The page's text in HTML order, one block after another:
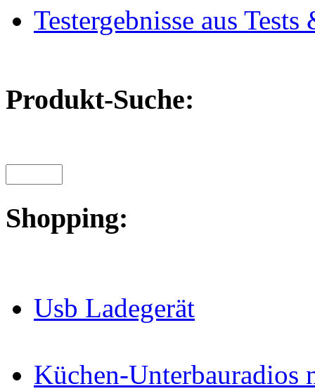
Testergebnisse aus
Produkt-Suche:
Shopping:
Usb Ladegerät
Küchen-Unterbauradios